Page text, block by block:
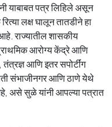
याबाबत पत्र लिहिले असून
लक्ष घालून तातडीने हा
राज्यातील शासकीय
आरोग्य केंद्रे आणि
आणि इतर सपोर्टींग
संभाजीनगर आणि ठाणे येथे
असे सुळे यांनी आपल्या पत्रात